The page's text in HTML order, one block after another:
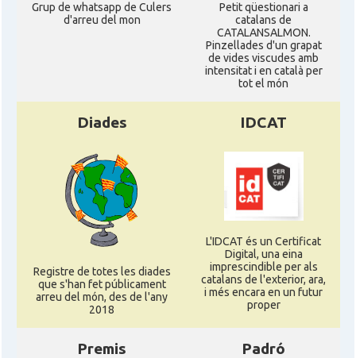
Grup de whatsapp de Culers
d'arreu del mon
Petit qüestionari a
catalans de
CATALANSALMON.
Pinzellades d'un grapat
de vides viscudes amb
intensitat i en català per
tot el món
Diades
Registre de totes les diades
que s'han fet públicament
arreu del món, des de l'any
2018
IDCAT
L'IDCAT és un Certificat
Digital, una eina
imprescindible per als
catalans de l'exterior, ara,
i més encara en un futur
proper
Premis Padró